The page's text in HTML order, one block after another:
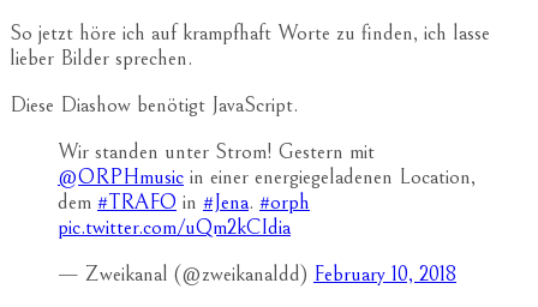
So jetzt höre ich auf krampfhaft Worte zu finden, ich lasse
lieber Bilder sprechen.
Diese Diashow benötigt JavaScript.
Wir standen unter Strom! Gestern mit
@ORPHmusic in einer energiegeladenen Location,
dem #TRAFO in #Jena. #orph
pic.twitter.com/uQm2kCIdia
— Zweikanal (@zweikanaldd) February 10, 2018